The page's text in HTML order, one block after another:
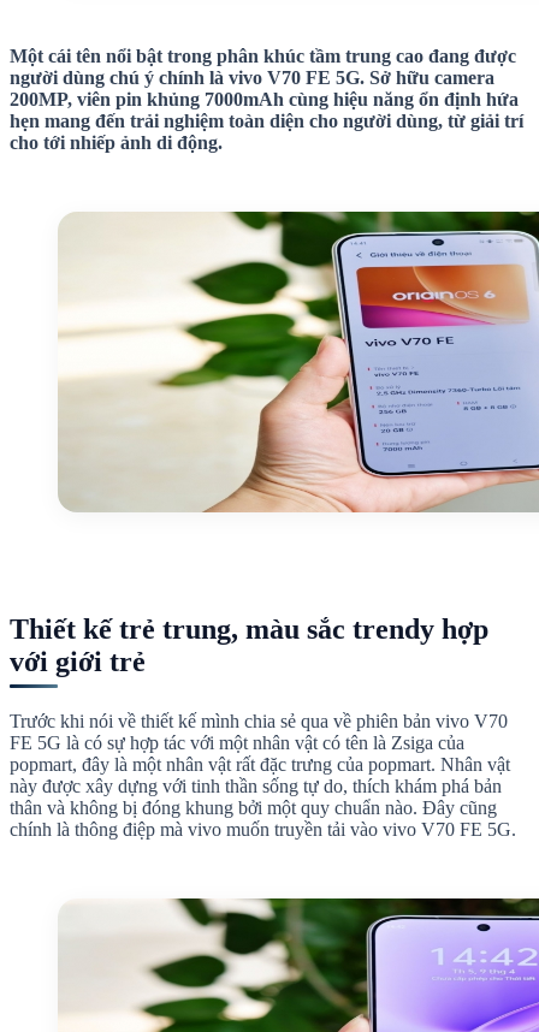
Một cái tên nổi bật trong phân khúc tầm trung cao đang được
người dùng chú ý chính là vivo V70 FE 5G. Sở hữu camera
200MP, viên pin khủng 7000mAh cùng hiệu năng ổn định hứa
hẹn mang đến trải nghiệm toàn diện cho người dùng, từ giải trí
cho tới nhiếp ảnh di động.
Thiết kế trẻ trung, màu sắc trendy hợp
với giới trẻ
Trước khi nói về thiết kế mình chia sẻ qua về phiên bản vivo V70
FE 5G là có sự hợp tác với một nhân vật có tên là Zsiga của
popmart, đây là một nhân vật rất đặc trưng của popmart. Nhân vật
này được xây dựng với tinh thần sống tự do, thích khám phá bản
thân và không bị đóng khung bởi một quy chuẩn nào. Đây cũng
chính là thông điệp mà vivo muốn truyền tải vào vivo V70 FE 5G.